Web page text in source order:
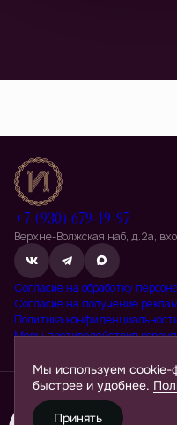
+7 (930) 679-19-97
Верхне-Волжская наб, д.2а,
Согласие на обработку
Согласие на получение
Политика
Меры противодействия
Положение о порядке
посредниками
Застройщик: ООО «СЗ ИДЕЛЬ».
Информация и визуализации
получения точных сведений
декларация на сайте наш.дом.рф
Мы используем cookie-
быстрее и удобнее.
Принять